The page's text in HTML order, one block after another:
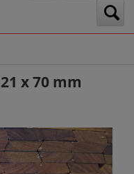
x 70 mm